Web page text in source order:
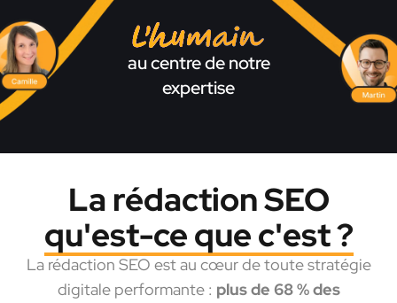
L'humain
au centre de notre
expertise
La rédaction SEO
qu'est-ce que c'est ?
La rédaction SEO est au cœur de toute stratégie
digitale performante : plus de 68 % des